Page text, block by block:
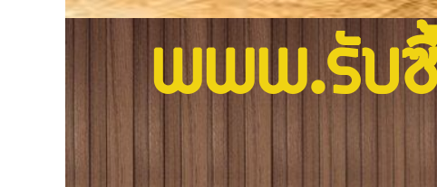
www.รับซื้อ